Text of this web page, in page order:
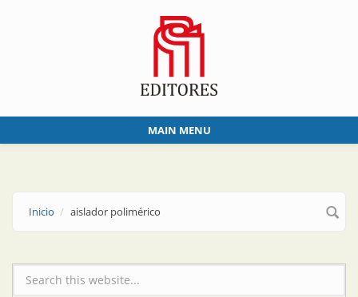
MAIN MENU
Inicio aislador polimérico
Formulario de búsqueda